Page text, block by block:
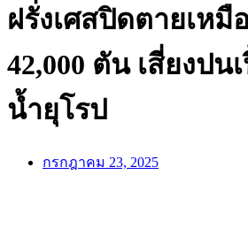
ฝรั่งเศสปิดตายเหมื
42,000 ตัน เสี่ยงปน
น้ำยุโรป
กรกฎาคม 23, 2025